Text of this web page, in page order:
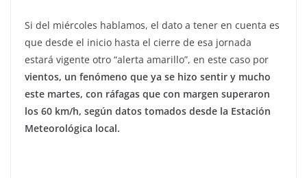
Si del miércoles hablamos, el dato a tener en cuenta es
que desde el inicio hasta el cierre de esa jornada
estará vigente otro “alerta amarillo”, en este caso por
vientos, un fenómeno que ya se hizo sentir y mucho
este martes, con ráfagas que con margen superaron
los 60 km/h, según datos tomados desde la Estación
Meteorológica local.